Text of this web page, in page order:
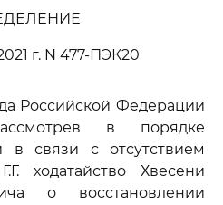
г. N 477-ПЭК20
Российской Федерации
в порядке
в связи с отсутствием
ходатайство Хвесени
о восстановлении